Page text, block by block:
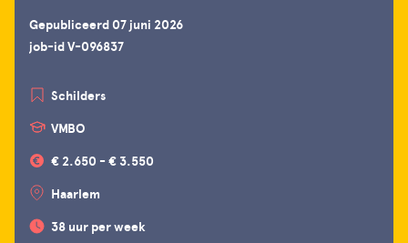
Gepubliceerd 07 juni 2026
job-id V-096837
Schilders
VMBO
€ 2.650 - € 3.550
Haarlem
38 uur per week